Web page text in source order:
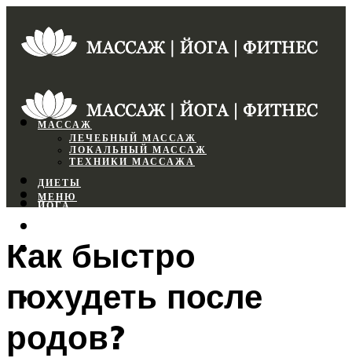
МАССАЖ
ЛЕЧЕБНЫЙ МАССАЖ
ЛОКАЛЬНЫЙ МАССАЖ
ТЕХНИКИ МАССАЖА
ДИЕТЫ
ЙОГА
ФИТНЕС
МЕНЮ
МЕНЮ
Как быстро
похудеть после
родов?